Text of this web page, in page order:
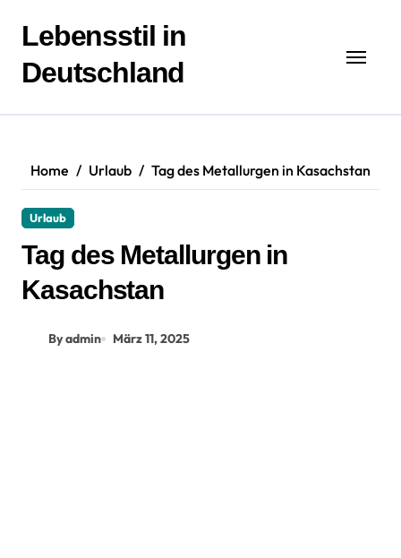
Inhalt
springen
Lebensstil in
Deutschland
Home Urlaub Tag des Metallurgen in Kasachstan
Urlaub
Tag des Metallurgen in
Kasachstan
By admin März 11, 2025